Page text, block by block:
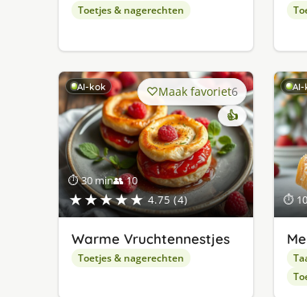
Toetjes & nagerechten
AI-kok
⏱ 30 min👥 10
★★★★★ 4.75 (4)
Maak favoriet6
👍
Warme Vruchtennestjes
Toetjes & nagerechten
AI-
⏱